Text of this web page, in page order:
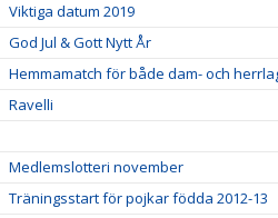
Viktiga datum 2019
God Jul & Gott Nytt År
Hemmamatch för både dam- och
Ravelli
Medlemslotteri november
Träningsstart för pojkar födda 2012-13